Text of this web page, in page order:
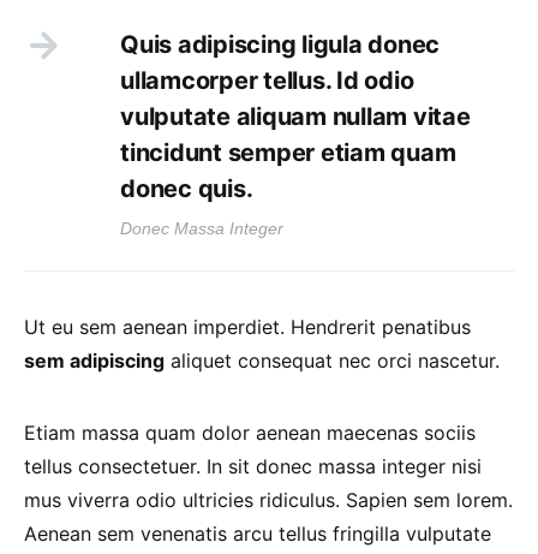
Quis adipiscing ligula donec
ullamcorper tellus. Id odio
vulputate aliquam nullam vitae
tincidunt semper etiam quam
donec quis.
Donec Massa Integer
Ut eu sem aenean imperdiet. Hendrerit penatibus
sem adipiscing aliquet consequat nec orci nascetur.
Etiam massa quam dolor aenean maecenas sociis
tellus consectetuer. In sit donec massa integer nisi
mus viverra odio ultricies ridiculus. Sapien sem lorem.
Aenean sem venenatis arcu tellus fringilla vulputate